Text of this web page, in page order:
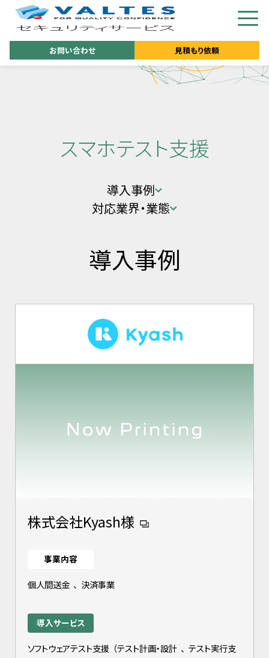
お問い合わせ 見積もり依頼
スマホテスト支援
導入事例
対応業界・業態
導入事例
株式会社Kyash様
事業内容
個人間送金 、 決済事業
導入サービス
ソフトウェアテスト支援 （テスト計画・設計 、 テスト実行支